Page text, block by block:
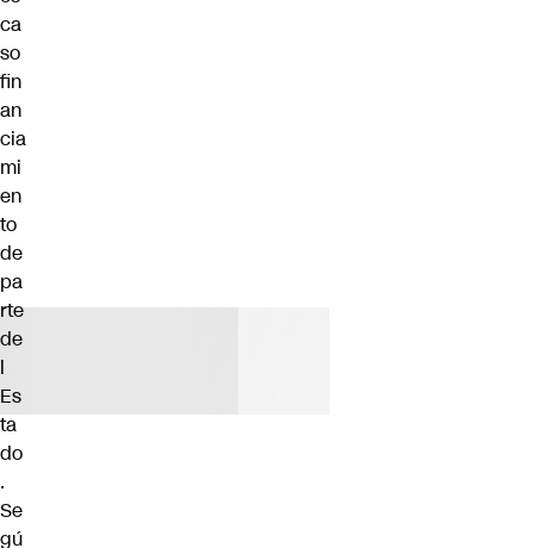
ca
so
fin
an
cia
mi
en
to
de
pa
rte
de
l
Es
ta
do
.
Se
gú